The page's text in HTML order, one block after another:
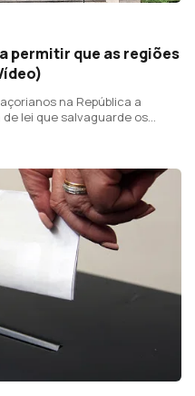
permitir que as regiões
na República a
lei que salvaguarde os